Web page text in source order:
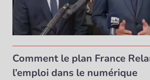
Comment le plan France
l’emploi dans le numérique